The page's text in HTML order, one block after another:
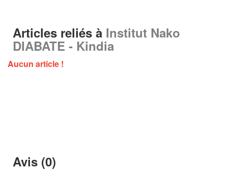
Articles reliés à Institut Nako
DIABATE - Kindia
Aucun article !
Avis (0)